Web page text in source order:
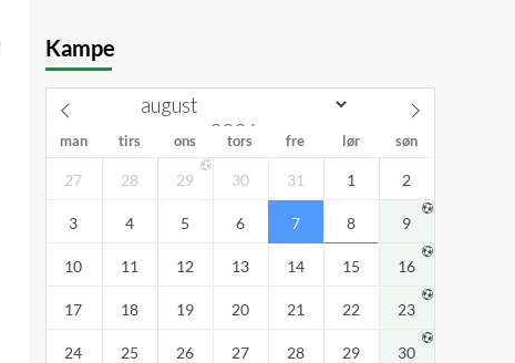
Kampe
man tirs ons tors fre lør søn
27 28 29 30 31 1 2
3 4 5 6 7 8 9
10 11 12 13 14 15 16
17 18 19 20 21 22 23
24 25 26 27 28 29 30